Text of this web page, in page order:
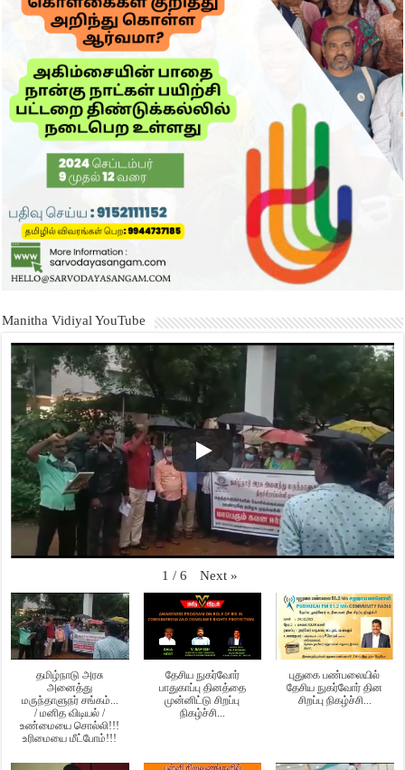
Manitha Vidiyal YouTube
1 / 6 Next »
தமிழ்நாடு அரசு
அனைத்து
மருந்தாளுநர் சங்கம்...
/ மனித விடியல் /
உண்மையை சொல்லி!!!
உரிமையை மீட்போம்!!!
தேசிய நுகர்வோர்
பாதுகாப்பு தினத்தை
முன்னிட்டு சிறப்பு
நிகழ்ச்சி...
புதுகை பண்பலையில்
தேசிய நுகர்வோர் தின
சிறப்பு நிகழ்ச்சி...